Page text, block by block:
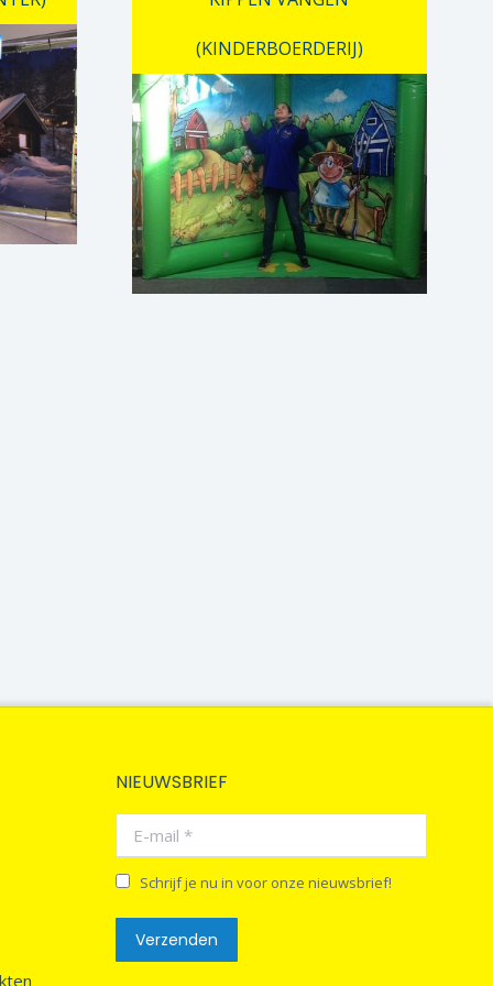
(KINDERBOERDERIJ)
NIEUWSBRIEF
E-mail *
Schrijf je nu in voor onze nieuwsbrief!
Verzenden